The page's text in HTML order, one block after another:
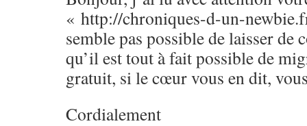
« http://chroniques-d-un-
semble pas possible de laisser de
qu’il est tout à fait possible de
gratuit, si le cœur vous en dit,
Cordialement